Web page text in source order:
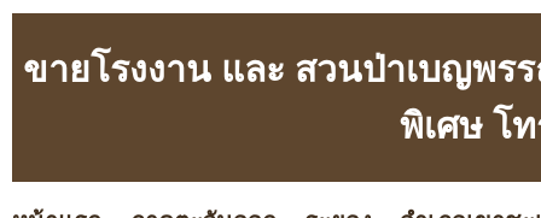
ขายโรงงาน และ สวนป่าเบญพร
พิเศษ โ